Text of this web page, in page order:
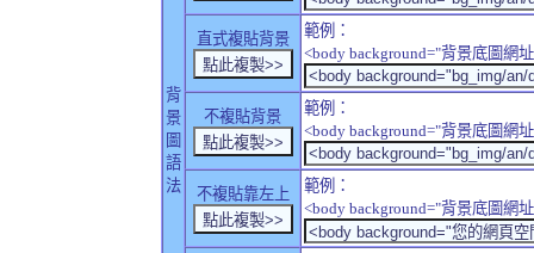
背
景
圖
語
法
直式複貼背景
範例：
<body background="背景底圖網
不複貼背景
範例：
<body background="背景底圖網
不複貼靠左上
範例：
<body background="背景底圖網